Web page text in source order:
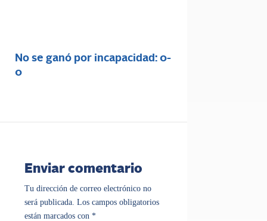
No se ganó por incapacidad: 0-
0
Enviar comentario
Tu dirección de correo electrónico no
será publicada. Los campos obligatorios
están marcados con *